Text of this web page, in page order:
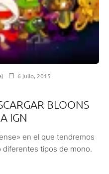
6 julio, 2015
BLOONS
IGN
en el que tendremos
tipos de mono.